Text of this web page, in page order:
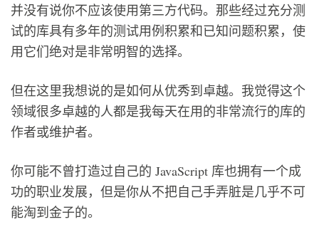
并没有说你不应该使用第三方代码。那些经过充分测
试的库具有多年的测试用例积累和已知问题积累，使
用它们绝对是非常明智的选择。
但在这里我想说的是如何从优秀到卓越。我觉得这个
领域很多卓越的人都是我每天在用的非常流行的库的
作者或维护者。
你可能不曾打造过自己的 JavaScript 库也拥有一个成
功的职业发展，但是你从不把自己手弄脏是几乎不可
能淘到金子的。